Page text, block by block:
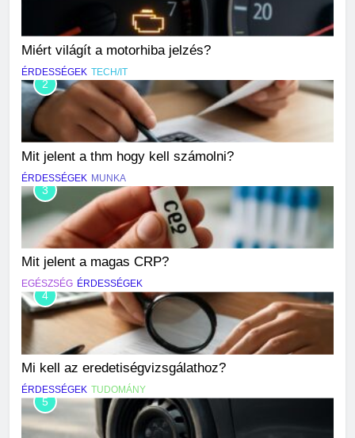
Miért világít a motorhiba jelzés?
ÉRDESSÉGEK TECH/IT
2
Mit jelent a thm hogy kell számolni?
ÉRDESSÉGEK MUNKA
3
Mit jelent a magas CRP?
EGÉSZSÉG ÉRDESSÉGEK
4
Mi kell az eredetiségvizsgálathoz?
ÉRDESSÉGEK TUDOMÁNY
5